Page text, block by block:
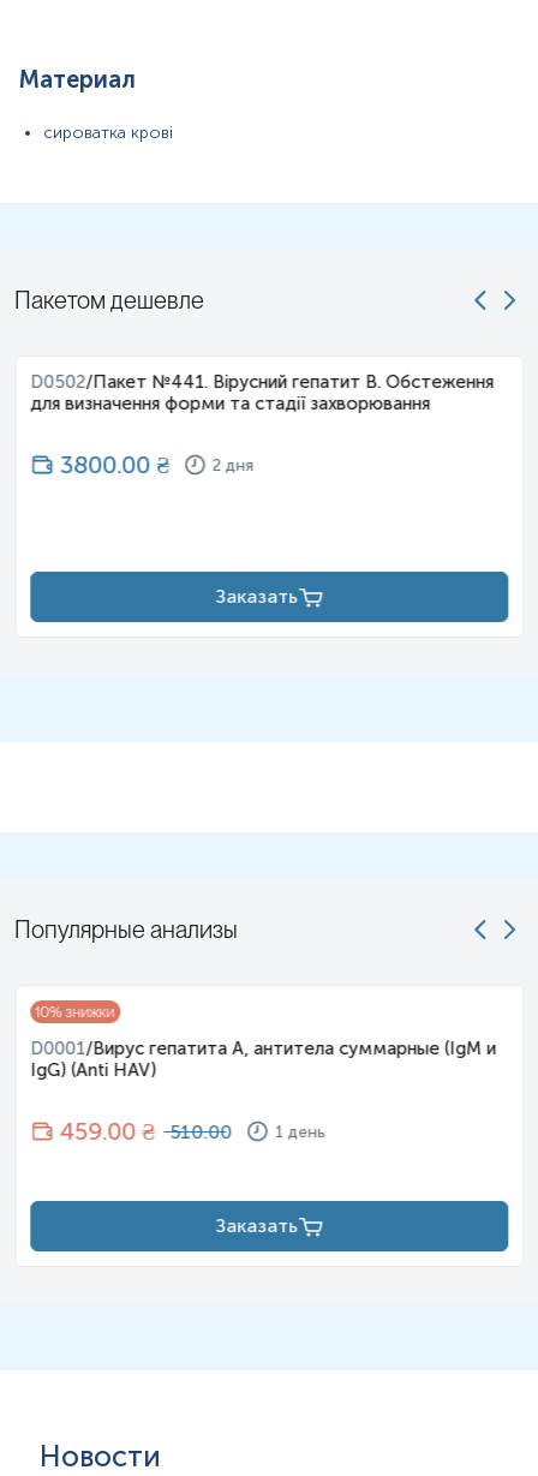
Материал
сироватка крові
Пакетом дешевле
D0502/Пакет №441. Вірусний гепатит В. Обстеження
для визначення форми та стадії захворювання
3800.00₴ 2 дня
Заказать
Популярные анализы
10% знижки
D0001/Вирус гепатита А, антитела суммарные (IgM и
IgG) (Anti HAV)
459.00 ₴ 510.00 1 день
Заказать
Новости